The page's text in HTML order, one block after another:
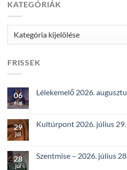
KATEGÓRIÁK
Kategóriák
FRISSEK
06
aug
Lélekemelő 2026.
29
júl
Kultúrpont 2026. július 29.
28
júl
Szentmise – 2026. július